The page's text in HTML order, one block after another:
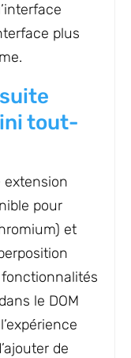
plus
tout-
extension
pour
et
le DOM
de